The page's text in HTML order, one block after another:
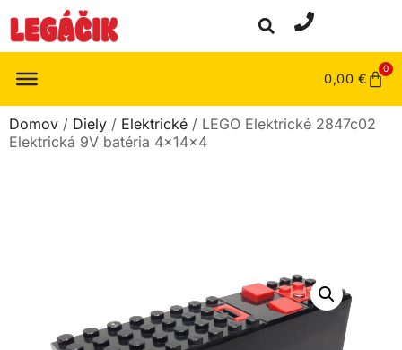
0,00 €
0
Domov / Diely / Elektrické / LEGO Elektrické 2847c02
Elektrická 9V batéria 4x14x4